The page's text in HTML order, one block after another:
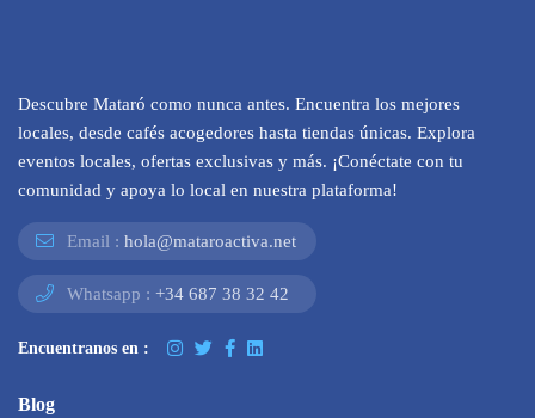
Descubre Mataró como nunca antes. Encuentra los mejores
locales, desde cafés acogedores hasta tiendas únicas. Explora
eventos locales, ofertas exclusivas y más. ¡Conéctate con tu
comunidad y apoya lo local en nuestra plataforma!
Email : hola@mataroactiva.net
Whatsapp : +34 687 38 32 42
Encuentranos en :
Blog